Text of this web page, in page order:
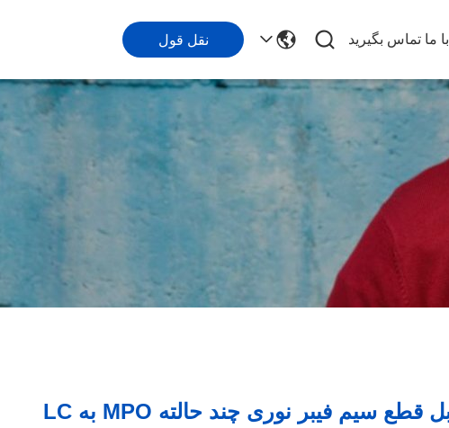
با ما تماس بگیرید نقل قول
کابل قطع سیم فیبر نوری چند حالته MPO به LC